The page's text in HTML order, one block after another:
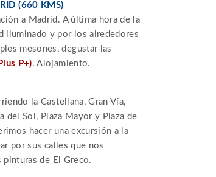
(660 KMS)
a Madrid. A última hora de la
iluminado y por los alrededores
mesones, degustar las
P+). Alojamiento.
la Castellana, Gran Vía,
del Sol, Plaza Mayor y Plaza de
hacer una excursión a la
por sus calles que nos
pinturas de El Greco.